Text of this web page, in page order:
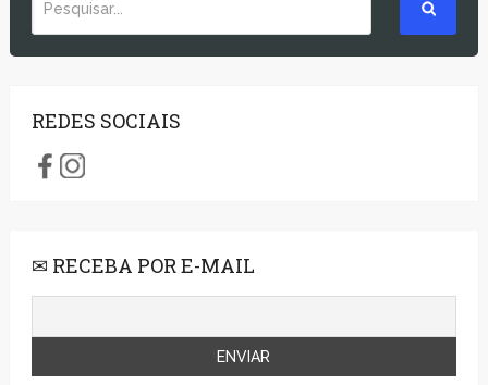
REDES SOCIAIS
✉ RECEBA POR E-MAIL